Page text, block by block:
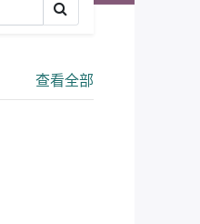
查看全部